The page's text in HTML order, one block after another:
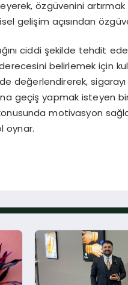
özgüvenini
gelişim açısından
ciddi şekilde tehdit
belirlemek için
değerlendirerek,
geçiş yapmak isteyen
konusunda motivasyon
oynar.